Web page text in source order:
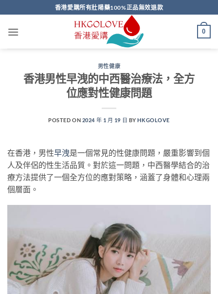
to
content
香港愛購所有壯陽藥100%正品無效退款
0
男性健康
香港男性早洩的中西醫治療法，全方
位應對性健康問題
POSTED ON 2024 年 1 月 19 日 BYHKGOLOVE
在香港，男性早洩是一個常見的性健康問題，嚴重影響到個
人及伴侶的性生活品質。對於這一問題，中西醫學結合的治
療方法提供了一個全方位的應對策略，涵蓋了身體和心理兩
個層面。